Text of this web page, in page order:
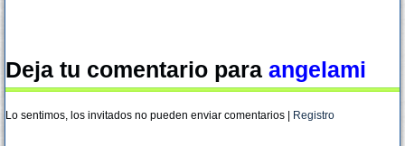
Deja tu comentario para angelami
Lo sentimos, los invitados no pueden enviar comentarios | Registro